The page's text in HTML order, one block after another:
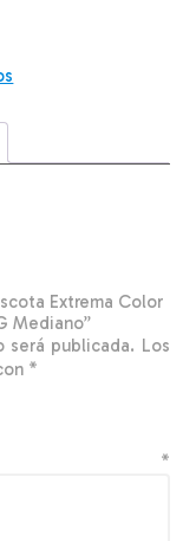
Extrema Color
Mediano”
será publicada. Los
*
*